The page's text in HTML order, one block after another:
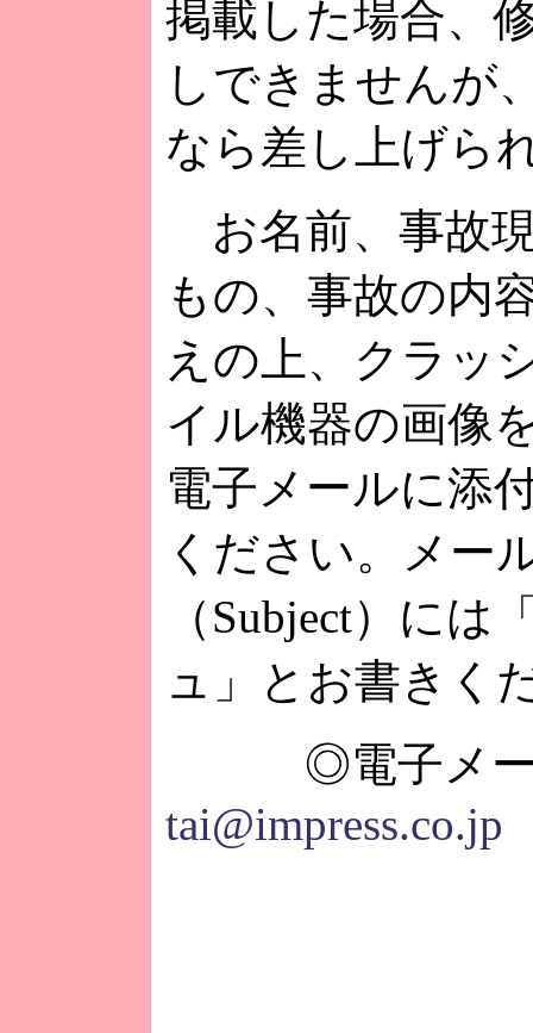
掲載した場合、
しできませんが
なら差し上げら
お名前、事故
もの、事故の内
えの上、クラッ
イル機器の画像
電子メールに添
ください。メー
（Subject）には
ュ」とお書きく
◎電子メー
tai@impress.co.jp